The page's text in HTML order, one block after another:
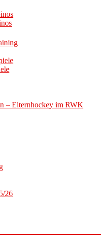
– Elternhockey im RWK
26